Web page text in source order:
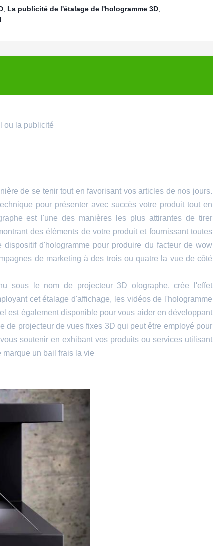
La publicité de l'étalage de l'hologramme 3D
ou la publicité
de se tenir tout en favorisant vos articles de nos jours.
pour présenter avec succès votre produit tout en
est l'une des manières les plus attirantes de tirer
des éléments de votre produit et fournissant toutes
d'hologramme pour produire du facteur de wow
de marketing à des trois ou quatre la vue de côté
sous le nom de projecteur 3D olographe, crée l'effet
cet étalage d'affichage, les vidéos de l'hologramme
est également disponible pour vous aider en développant
de projecteur de vues fixes 3D qui peut être employé pour
soutenir en exhibant vos produits ou services utilisant
un bail frais la vie